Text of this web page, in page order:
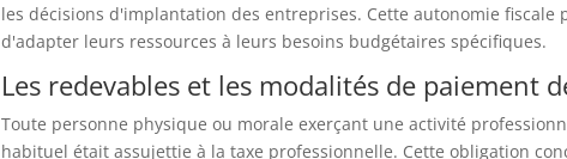
les décisions d'implantation des entreprises. Cette autonomie fiscale
d'adapter leurs ressources à leurs besoins budgétaires spécifiques.
Les redevables et les modalités de paiement
Toute personne physique ou morale exerçant une activité
habituel était assujettie à la taxe professionnelle. Cette obligation